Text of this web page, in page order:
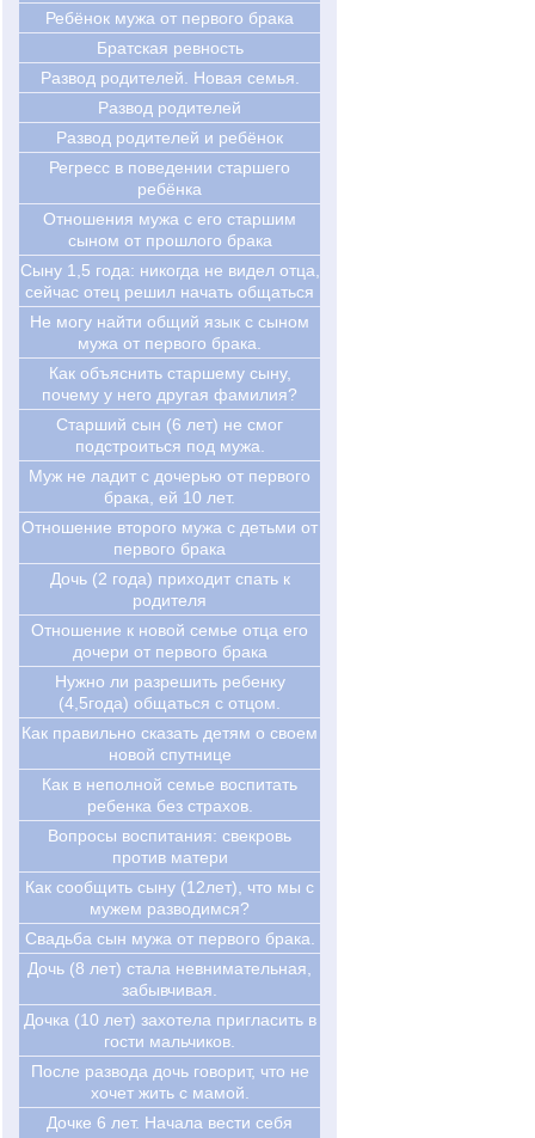
Ребёнок мужа от первого брака
Братская ревность
Развод родителей. Новая семья.
Развод родителей
Развод родителей и ребёнок
Регресс в поведении старшего
ребёнка
Отношения мужа с его старшим
сыном от прошлого брака
Cыну 1,5 года: никогда не видел отца,
сейчас отец решил начать общаться
Не могу найти общий язык с сыном
мужа от первого брака.
Как объяснить старшему сыну,
почему у него другая фамилия?
Старший сын (6 лет) не смог
подстроиться под мужа.
Муж не ладит с дочерью от первого
брака, ей 10 лет.
Отношение второго мужа с детьми от
первого брака
Дочь (2 года) приходит спать к
родителя
Отношение к новой семье отца его
дочери от первого брака
Нужно ли разрешить ребенку
(4,5года) общаться с отцом.
Как правильно сказать детям о своем
новой спутнице
Как в неполной семье воспитать
ребенка без страхов.
Вопросы воспитания: свекровь
против матери
Как сообщить сыну (12лет), что мы с
мужем разводимся?
Свадьба сын мужа от первого брака.
Дочь (8 лет) стала невнимательная,
забывчивая.
Дочка (10 лет) захотела пригласить в
гости мальчиков.
После развода дочь говорит, что не
хочет жить с мамой.
Дочке 6 лет. Начала вести себя